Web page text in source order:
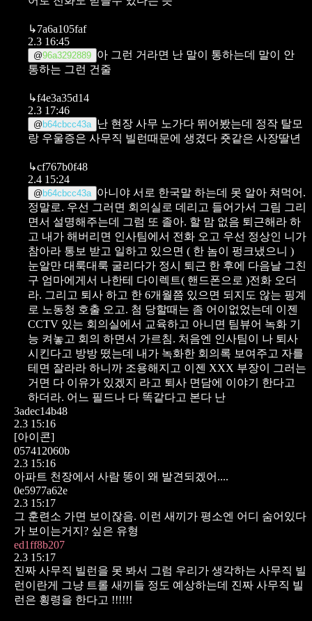
↳7a6a105faf
2.3 16:45
@96a3292889 아 그런 거라면 난 말이 통하는데 말이 안
통하는 그런 건줄
↳f4e3a35d14
2.3 17:46
@ b64cbcc43a 난 현장 사무 노가다 뛰어봤는데 정작 탈모
랑 우울증은 사무직 빌런때문에 생겼다 죳같은 사장딸년
↳cf767b0f48
2.4 15:24
@ b64cbcc43a 아니야 서로 한국말 하는데 못 알아 쳐먹어.
정말로. 우선 그러면 회의실로 데리고 들어가서 그림 그리
면서 설명해주는데 그럼 또 졸아. 할 맘 없음 퇴근해라 하
고 내가 해버리면 인사팀에서 전화 오고 우선 정상인 니가
참아라 통보 받고 일하고 있으면 ( 한 놈이 펑크냈으니 )
눈알만 대룩대룩 굴리다가 정시 퇴근 한 후에 다음날 그친
구 엄마에게서 나한테 다이렉트( 핸드폰으로 )전화 오더
라. 그리고 퇴사 하고 한 6개월쯤 있으면 되지도 않는 핑계
로 노동청 호출 오고. 첨 당할때는 좀 어이없었는데 이젠
CCTV 있는 회의실에서 교육하고 아니면 팀뷰어 녹화 기
능 켜놓고 회의 하면서 가르침. 처음엔 인사팀이 나 퇴사
시킨다고 방방 떴는데 내가 녹화한 회의록 보여주고 자를
테면 잘라라 하니까 조용해지고 이젠 XXX 부장이 그러는
거면 다 이유가 있겠지 라고 퇴사 면담에 이야기 한다고
하더라. 어느 필드나 다 똑같다고 본다 난
3adec14b48
2.3 15:16
[아이콘]
057412060b
2.3 15:16
아파트 천장에서 사람 똥이 왜 발견되겠어....
0e5977a62e
2.3 15:17
그 훈련소 가면 보이잖음. 이런 새끼가 평소엔 어디 숨어있다
가 보이는거지? 싶은 유형
ed1ff8b207
2.3 15:17
진짜 사무직 빌런을 못 봐서 그럼 우리가 생각하는 사무직 빌
런이란게 그냥 트롤 새끼들 정도 예상하는데 진짜 사무직 빌
런은 횡령을 한다고 !!!!!!